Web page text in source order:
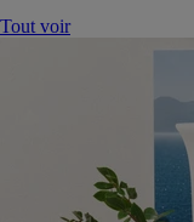
Tout voir